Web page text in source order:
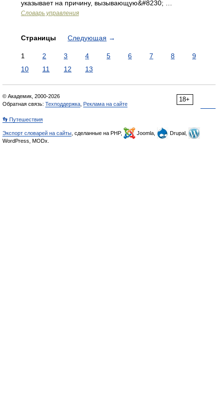
указывает на причину, вызывающую&#8230; …
Словарь управления
Страницы Следующая →
1 2 3 4 5 6 7 8
9
10
11 12 13
18+
© Академик, 2000-2026
Обратная связь: Техподдержка Реклама на сайте
👣 Путешествия
Экспорт словарей на сайты , сделанные на PHP, Joomla,
Drupal,
WordPress, MODx.